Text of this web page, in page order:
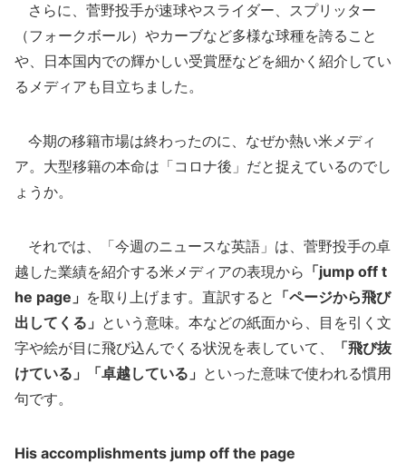
さらに、菅野投手が速球やスライダー、スプリッター
（フォークボール）やカーブなど多様な球種を誇ること
や、日本国内での輝かしい受賞歴などを細かく紹介してい
るメディアも目立ちました。
今期の移籍市場は終わったのに、なぜか熱い米メディ
ア。大型移籍の本命は「コロナ後」だと捉えているのでし
ょうか。
それでは、「今週のニュースな英語」は、菅野投手の卓
越した業績を紹介する米メディアの表現から 「jump off t
he page」 を取り上げます。直訳すると 「ページから飛び
出してくる」 という意味。本などの紙面から、目を引く文
字や絵が目に飛び込んでくる状況を表していて、
「飛び抜
けている」「卓越している」 といった意味で使われる慣用
句です。
His accomplishments jump off the page